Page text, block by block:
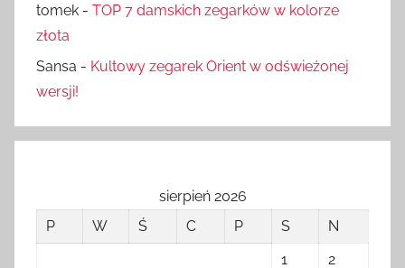
tomek - TOP 7 damskich zegarków w kolorze
złota
Sansa - Kultowy zegarek Orient w odświeżonej
wersji!
sierpień 2026
P
W Ś C P S
N
1
2